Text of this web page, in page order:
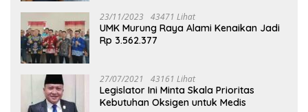
23/11/2023 43471 Lihat
UMK Murung Raya Alami Kenaikan Jadi
Rp 3.562.377
27/07/2021 43161 Lihat
Legislator Ini Minta Skala Prioritas
Kebutuhan Oksigen untuk Medis